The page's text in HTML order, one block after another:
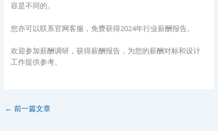
容是不同的。
您亦可以联系官网客服，免费获得2024年行业薪酬报告。
欢迎参加薪酬调研，获得薪酬报告，为您的薪酬对标和设计
工作提供参考。
← 前一篇文章